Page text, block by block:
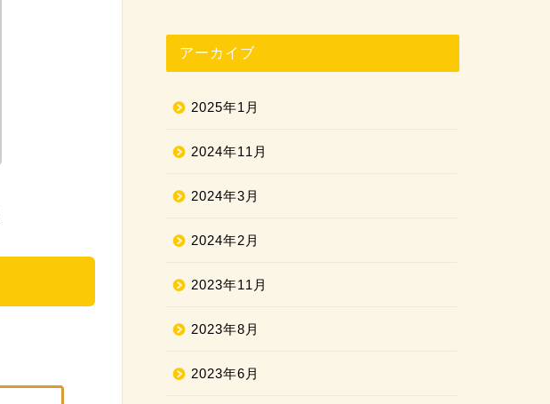
アーカイブ
2025年1月
2024年11月
2024年3月
2024年2月
2023年11月
2023年8月
2023年6月